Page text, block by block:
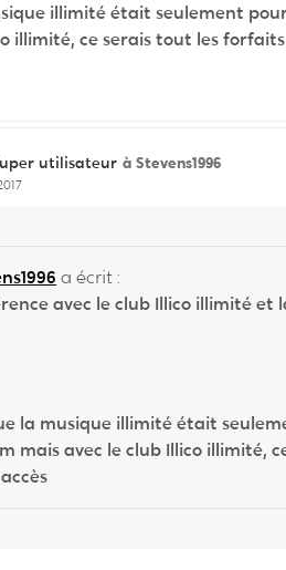
illimité était seulement
illimité, ce serais tout les
utilisateur à Stevens1996
a écrit :
avec le club Illico illimité et
la musique illimité était
mais avec le club Illico illimité,